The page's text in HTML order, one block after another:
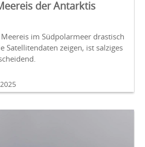
der Antarktis
im Südpolarmeer drastisch
Satellitendaten zeigen, ist salziges